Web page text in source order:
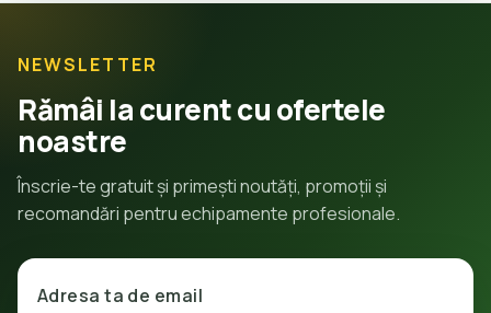
NEWSLETTER
Rămâi la curent cu ofertele
noastre
Înscrie-te gratuit și primești noutăți, promoții și
recomandări pentru echipamente profesionale.
Adresa ta de email